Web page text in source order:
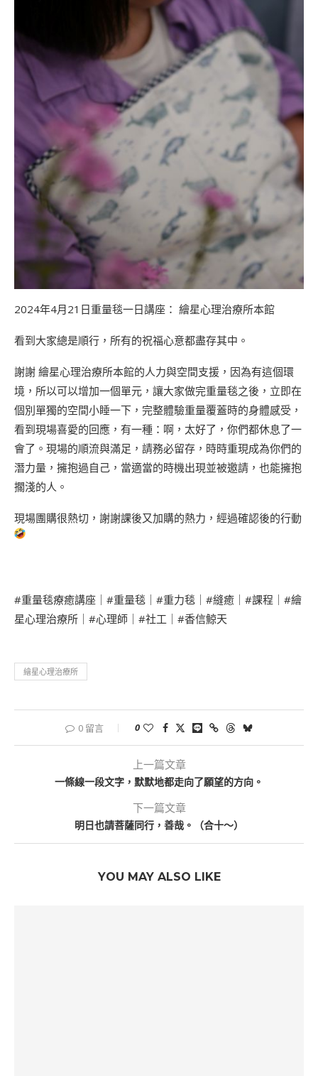
2024年4⽉21⽇重量毯一日講座： 繪星心理治療所本館
看到大家總是順行，所有的祝福心意都盡存其中。
謝謝 繪星心理治療所本館的人力與空間支援，因為有這個環
境，所以可以增加一個單元，讓大家做完重量毯之後，立即在
個別單獨的空間小睡一下，完整體驗重量覆蓋時的身體感受，
看到現場喜愛的回應，有一種：啊，太好了，你們都休息了一
會了。現場的順流與滿足，請務必留存，時時重現成為你們的
潛力量，擁抱過自己，當適當的時機出現並被邀請，也能擁抱
擱淺的人。
現場團購很熱切，謝謝課後又加購的熱力，經過確認後的行動
#重量毯療癒講座 #重量毯 #重力毯 #縫癒 #課程
#繪
星心理治療所
#心理師 #社工 #香信鯨天
繪星心理治療所
0 留言 0
上一篇文章
一條線一段文字，默默地都走向了願望的方向。
下一篇文章
明日也請菩薩同行，善哉。（合十～）
YOU MAY ALSO LIKE